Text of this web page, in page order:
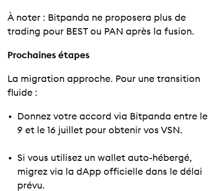
À noter : Bitpanda ne proposera plus de
trading pour BEST ou PAN après la fusion.
Prochaines étapes
La migration approche. Pour une transition
fluide :
Donnez votre accord via Bitpanda entre le
9 et le 16 juillet pour obtenir vos VSN.
Si vous utilisez un wallet auto-hébergé,
migrez via la dApp officielle dans le délai
prévu.